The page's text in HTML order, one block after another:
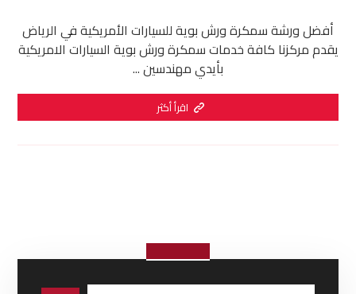
أفضل ورشة سمكرة ورش بوية للسيارات الأمريكية في الرياض
يقدم مركزنا كافة خدمات سمكرة ورش بوية السيارات الامريكية
بأيدي مهندسين ...
اقرأ أكثر